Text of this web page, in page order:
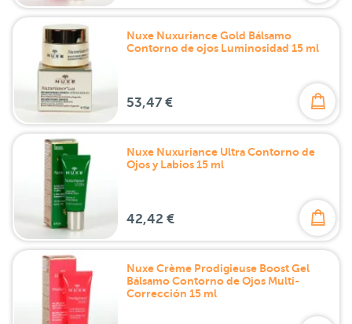
Nuxe Nuxuriance Gold Bálsamo
Contorno de ojos Luminosidad 15 ml
53,47 €
Nuxe Nuxuriance Ultra Contorno de
Ojos y Labios 15 ml
42,42 €
Nuxe Crème Prodigieuse Boost Gel
Bálsamo Contorno de Ojos Multi-
Corrección 15 ml